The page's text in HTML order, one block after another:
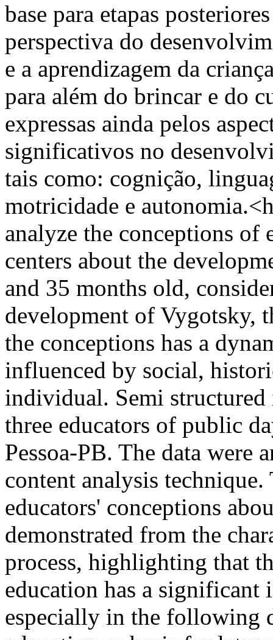
base para etapas
perspectiva do
e a aprendizagem da
para além do brincar e do
expressas ainda pelos
significativos no
tais como: cognição,
motricidade e
analyze the conceptions of
centers about the
and 35 months old,
development of Vygotsky,
the conceptions has a
influenced by social,
individual. Semi
three educators of public
Pessoa-PB. The data were
content analysis
educators' conceptions
demonstrated from the
process, highlighting that
education has a
especially in the following